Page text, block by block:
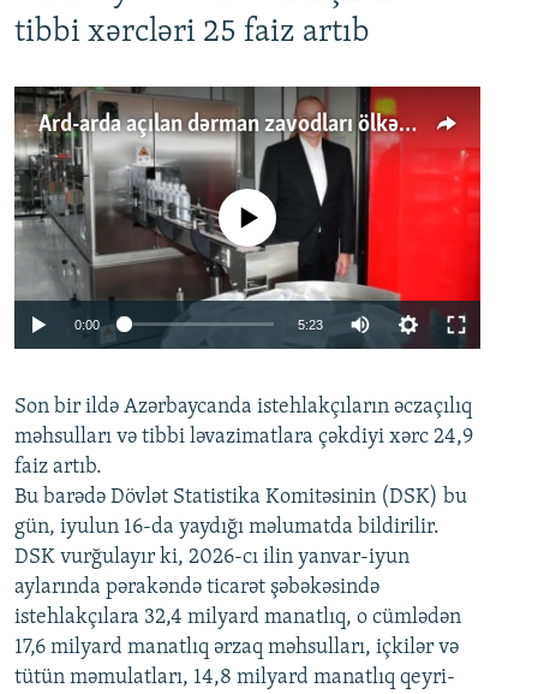
tibbi xərcləri 25 faiz artıb
Ard-arda açılan dərman zavodları ölkənin tələbatını ödəyirmi?
Auto 240p 360p 480p
720p 1080p
No media source currently available
0:00 5:23
360p
480p
720p
1080p
Son bir ildə Azərbaycanda istehlakçıların əczaçılıq
məhsulları və tibbi ləvazimatlara çəkdiyi xərc 24,9
faiz artıb.
Bu barədə Dövlət Statistika Komitəsinin (DSK) bu
gün, iyulun 16-da yaydığı məlumatda bildirilir.
DSK vurğulayır ki, 2026-cı ilin yanvar-iyun
aylarında pərakəndə ticarət şəbəkəsində
istehlakçılara 32,4 milyard manatlıq, o cümlədən
17,6 milyard manatlıq ərzaq məhsulları, içkilər və
tütün məmulatları, 14,8 milyard manatlıq qeyri-